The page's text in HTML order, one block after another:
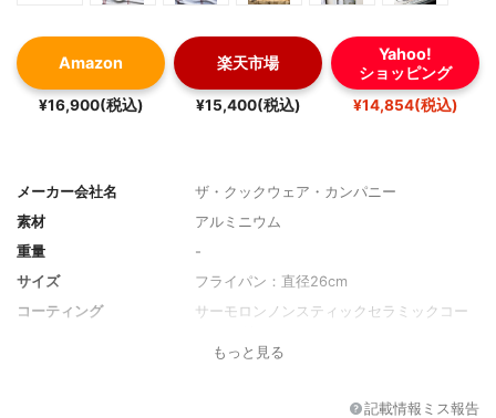
Amazon
¥16,900(税込)
楽天市場
¥15,400(税込)
Yahoo!
ショッピング
¥14,854(税込)
メーカー会社名
ザ・クックウェア・カンパニー
素材
アルミニウム
重量
-
サイズ
フライパン：直径26cm
コーティング
サーモロンノンスティックセラミックコー
もっと見る
記載情報ミス報告